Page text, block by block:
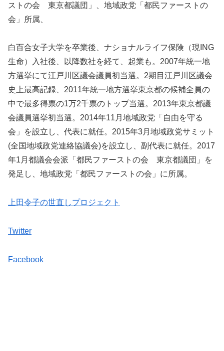
ストの会 東京都議団」、地域政党「都民ファーストの
会」所属、
白百合女子大学を卒業後、ナショナルライフ保険（現ING
生命）入社後、以降数社を経て、起業も。2007年統一地
方選挙にて江戸川区議会議員初当選。2期目江戸川区議会
史上最高記録、2011年統一地方選挙東京都の候補全員の
中で最多得票の1万2千票のトップ当選。2013年東京都議
会議員選挙初当選。2014年11月地域政党「自由を守る
会」を設立し、代表に就任。2015年3月地域政党サミット
(全国地域政党連絡協議会)を設立し、副代表に就任。2017
年1月都議会会派「都民ファーストの会 東京都議団」を
発足し、地域政党「都民ファーストの会」に所属。
上田令子の世直しプロジェクト
Twitter
Facebook